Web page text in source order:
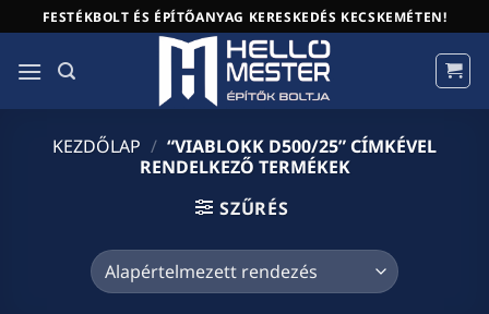
to
content
FESTÉKBOLT ÉS ÉPÍTŐANYAG KERESKEDÉS KECSKEMÉTEN!
KEZDŐLAP / “VIABLOKK D500/25” CÍMKÉVEL
RENDELKEZŐ TERMÉKEK
SZŰRÉS